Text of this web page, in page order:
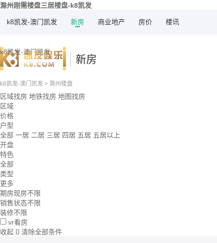
滁州刚需楼盘三居楼盘-k8凯发
k8凯发-澳门凯发 新房 商业地产 房价 楼讯
k8凯发-澳门凯发
新房
k8凯发-澳门凯发 > 滁州楼盘
区域找房 地铁找房 地图找房
区域
价格
户型
全部 一居 二居 三居 四居 五居 五居以上
开盘
特色
全部
类型
更多
期房现房不限
销售状态不限
装修不限
vr看房
收起  清除全部条件